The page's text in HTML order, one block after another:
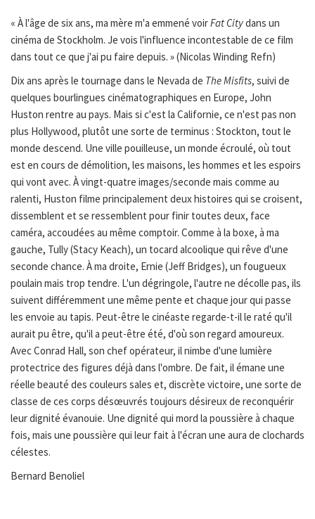
« À l'âge de six ans, ma mère m'a emmené voirFat Citydans un
cinéma de Stockholm. Je vois l'influence incontestable de ce film
dans tout ce que j'ai pu faire depuis. » (Nicolas Winding Refn)
Dix ans après le tournage dans le Nevada de The Misfits, suivi de
quelques bourlingues cinématographiques en Europe, John
Huston rentre au pays. Mais si c'est la Californie, ce n'est pas non
plus Hollywood, plutôt une sorte de terminus : Stockton, tout le
monde descend. Une ville pouilleuse, un monde écroulé, où tout
est en cours de démolition, les maisons, les hommes et les espoirs
qui vont avec. À vingt-quatre images/seconde mais comme au
ralenti, Huston filme principalement deux histoires qui se croisent,
dissemblent et se ressemblent pour finir toutes deux, face
caméra, accoudées au même comptoir. Comme à la boxe, à ma
gauche, Tully (Stacy Keach), un tocard alcoolique qui rêve d'une
seconde chance. À ma droite, Ernie (Jeff Bridges), un fougueux
poulain mais trop tendre. L'un dégringole, l'autre ne décolle pas, ils
suivent différemment une même pente et chaque jour qui passe
les envoie au tapis. Peut-être le cinéaste regarde-t-il le raté qu'il
aurait pu être, qu'il a peut-être été, d'où son regard amoureux.
Avec Conrad Hall, son chef opérateur, il nimbe d'une lumière
protectrice des figures déjà dans l'ombre. De fait, il émane une
réelle beauté des couleurs sales et, discrète victoire, une sorte de
classe de ces corps désœuvrés toujours désireux de reconquérir
leur dignité évanouie. Une dignité qui mord la poussière à chaque
fois, mais une poussière qui leur fait à l'écran une aura de clochards
célestes.
Bernard Benoliel